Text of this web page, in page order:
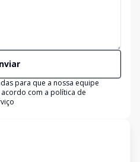
para que a nossa equipe
com a política de